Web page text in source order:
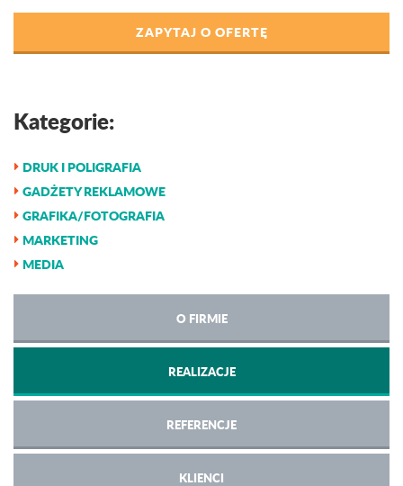
ZAPYTAJ O OFERTĘ
Kategorie:
DRUK I POLIGRAFIA
GADŻETY REKLAMOWE
GRAFIKA/FOTOGRAFIA
MARKETING
MEDIA
O FIRMIE
REALIZACJE
REFERENCJE
KLIENCI